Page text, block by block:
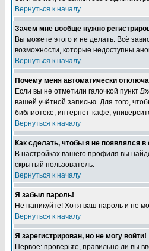
Вернуться к началу
Зачем мне вообще нужно
Вы можете этого и не делать. Всё
возможности, которые недоступны
Вернуться к началу
Почему меня автоматически
Если вы не отметили галочкой пункт
вашей учётной записью. Для того,
библиотеке, интернет-кафе,
Вернуться к началу
Как сделать, чтобы я не появлялся
В настройках вашего профиля вы
скрытый пользователь.
Вернуться к началу
Я забыл пароль!
Не паникуйте! Хотя ваш пароль и не
Вернуться к началу
Я зарегистрирован, но не могу войти!
Первое: проверьте, правильно ли вы